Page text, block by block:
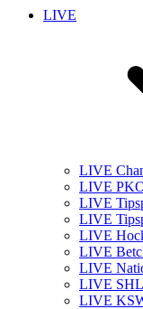
LIVE
LIVE
LIVE
LIVE
LIVE
LIVE
LIVE
LIVE
LIVE SHL
LIVE